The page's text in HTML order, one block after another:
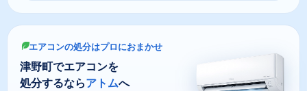
エアコンの処分はプロにおまかせ
津野町でエアコンを
処分するならアトムへ